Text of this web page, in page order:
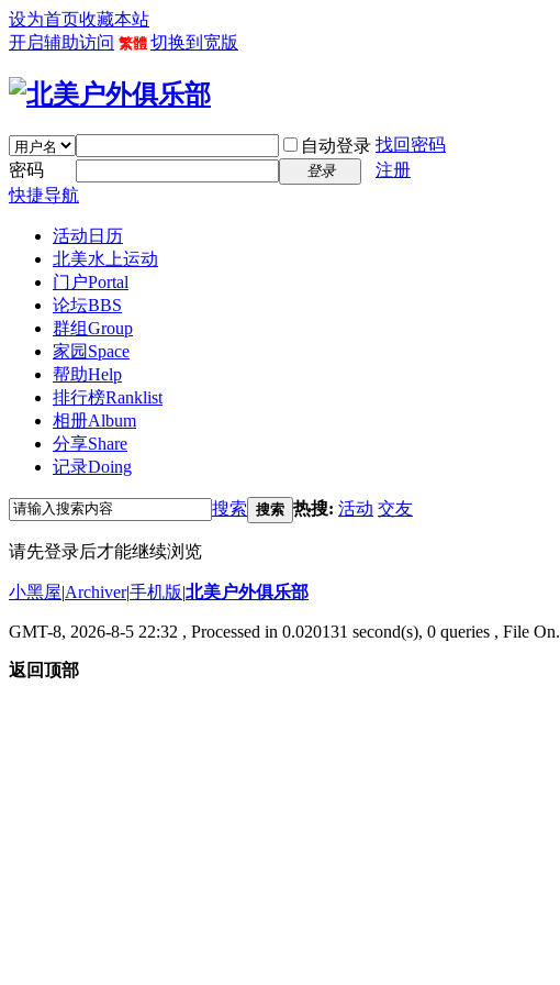
设为首页收藏本站
开启辅助访问 繁體 切换到宽版
自动登录 找回密码
密码
登录
注册
快捷导航
活动日历
北美水上运动
门户Portal
论坛BBS
群组Group
家园 Space
帮助Help
排行榜Ranklist
相册Album
分享Share
记录Doing
搜索 搜索 热搜: 活动 交友
请先登录后才能继续浏览
小黑屋|Archiver|手机版|北美户外俱乐部
GMT-8, 2026-8-5 22:32 , Processed in 0.020131 second(s), 0 queries , File On.
返回顶部